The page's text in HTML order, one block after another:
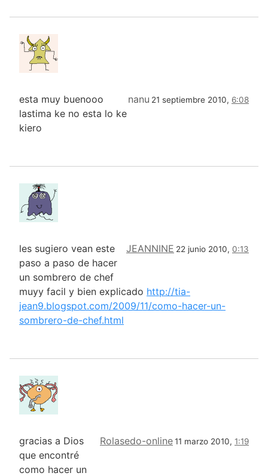
nanu 21 septiembre 2010, 6:08
esta muy buenooo
lastima ke no esta lo ke
kiero
JEANNINE 22 junio 2010, 0:13
les sugiero vean este
paso a paso de hacer
un sombrero de chef
muyy facil y bien explicado http://tia-
jean9.blogspot.com/2009/11/como-hacer-un-
sombrero-de-chef.html
Rolasedo-online11 marzo 2010, 1:19
gracias a Dios
que encontré
como hacer un